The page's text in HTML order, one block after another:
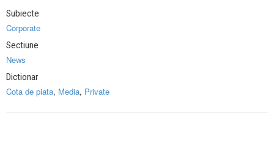
Subiecte
Corporate
Sectiune
News
Dictionar
Cota de piata, Media, Private